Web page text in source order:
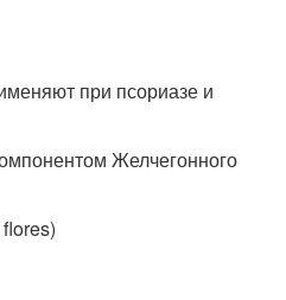
при псориазе и
Желчегонного